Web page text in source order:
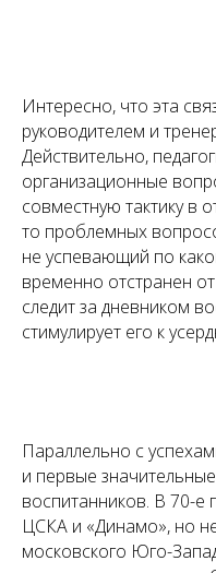
Интересно, что эта
руководителем и
Действительно,
организационные
совместную тактику в
то проблемных
не успевающий по
временно отстранен
следит за дневником
стимулирует его к
Параллельно с
и первые
воспитанников. В 70-е
ЦСКА и «Динамо», но
московского Юго-